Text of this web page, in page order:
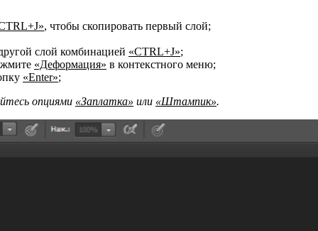
, чтобы скопировать первый слой;
слой комбинацией «CTRL+J»;
«Деформация» в контекстного меню;
«Enter»;
опциями «Заплатка» или «Штампик».